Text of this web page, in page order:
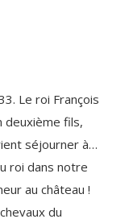
Le roi François
deuxième fils,
séjourner à…
roi dans notre
au château !
du